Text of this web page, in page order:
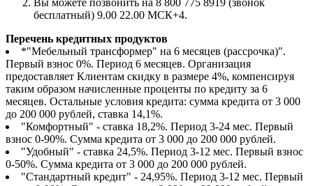
Вы можете позвонить на 8 800 775 8919 (звонок
бесплатный) 9.00 22.00 МСК+4.
Перечень кредитных продуктов
*"Мебельный трансформер" на 6 месяцев (рассрочка)".
Первый взнос 0%. Период 6 месяцев. Организация
предоставляет Клиентам скидку в размере 4%, компенсируя
таким образом начисленные проценты по кредиту за 6
месяцев. Остальные условия кредита: сумма кредита от 3 000
до 200 000 рублей, ставка 14,1%.
"Комфортный" - ставка 18,2%. Период 3-24 мес. Первый
взнос 0-90%. Сумма кредита от 3 000 до 200 000 рублей.
"Удобный" - ставка 24,5%. Период 3-12 мес. Первый взнос
0-50%. Сумма кредита от 3 000 до 200 000 рублей.
"Стандартный кредит" - 24,95%. Период 3-12 мес. Первый